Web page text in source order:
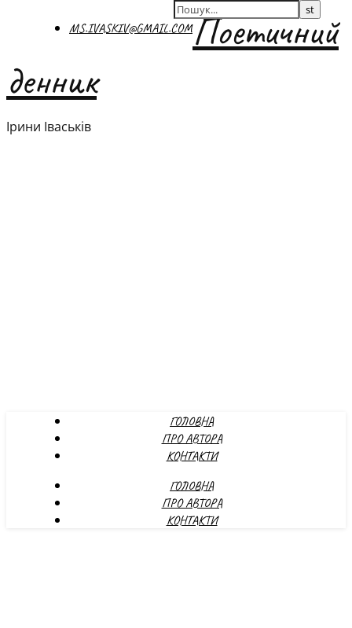
MS.IVASKIV@GMAIL.COMПоетичний
денник
Ірини Іваськів
ГОЛОВНА
ПРО АВТОРА
КОНТАКТИ
ГОЛОВНА
ПРО АВТОРА
КОНТАКТИ